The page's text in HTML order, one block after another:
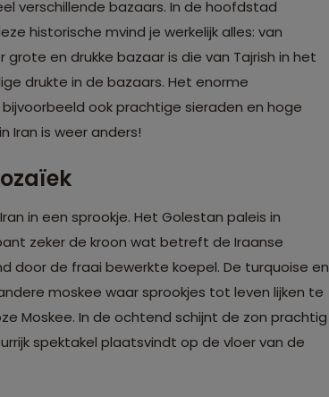
verschillende bazaars. In de hoofdstad
historische mvind je werkelijk alles: van
en drukke bazaar is die van Tajrish in het
drukte in de bazaars. Het enorme
ook prachtige sieraden en hoge
Iran is weer anders!
in een sprookje. Het Golestan paleis in
zeker de kroon wat betreft de Iraanse
door de fraai bewerkte koepel. De turquoise en
moskee waar sprookjes tot leven lijken te
Moskee. In de ochtend schijnt de zon prachtig
spektakel plaatsvindt op de vloer van de